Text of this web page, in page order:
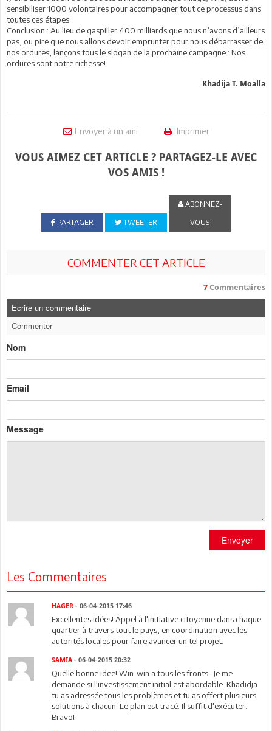
sensibiliser 1000 volontaires pour accompagner tout ce processus dans
toutes ces étapes.
Conclusion : Au lieu de gaspiller 400 milliards que nous n’avons d’ailleurs
pas, ou pire que nous allons devoir emprunter pour nous débarrasser de
nos ordures, lançons tous le slogan de la prochaine campagne : Nos
ordures sont notre richesse!
Khadija T. Moalla
Envoyer à un ami Imprimer
VOUS AIMEZ CET ARTICLE ? PARTAGEZ-LE AVEC
VOS AMIS !
PARTAGER TWEETER
ABONNEZ-
VOUS
COMMENTER CET ARTICLE
7 Commentaires
Ecrire un commentaire
Commenter
Nom
Email
Message
Envoyer
Les Commentaires
HAGER - 06-04-2015 17:46
Excellentes idées! Appel à l'initiative citoyenne dans chaque
quartier à travers tout le pays, en coordination avec les
autorités locales pour faire avancer un tel projet.
SAMIA - 06-04-2015 20:32
Quelle bonne idee! Win-win a tous les fronts.. Je me
demande si l'investissement initial est abordable. Khadidja
tu as adressée tous les problèmes et tu as offert plusieurs
solutions à chacun. Le plan est tracé. Il suffit d'exécuter.
Bravo!